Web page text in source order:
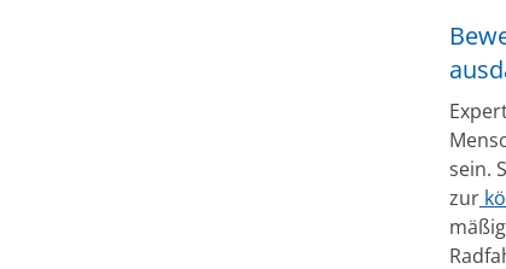
sein.
zur